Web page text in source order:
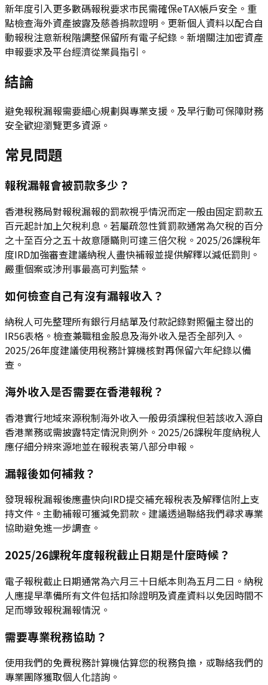
新年度引入更多數碼報稅要求市民需確保eTAX帳戶安全。重
點檢查海外資產披露及慈善捐款證明。更新個人資料以配合自
動報稅注意新稅階調整保留所有電子紀錄。新增關注加密資產
申報要求及平台經濟從業員指引。
結論
避免報稅漏報需要細心規劃與專業支援。及早行動可保障財務
安全歡迎瀏覽更多資源。
常見問題
報稅漏報會被罰款多少？
香港稅務局對報稅漏報的罰款視乎情況而定一般由固定罰款五
百元起計加上欠稅利息。若屬疏忽性質罰款通常為欠稅的百分
之十至百分之五十故意隱瞞則可達三倍欠稅。2025/26課稅年
度IRD加強審查建議納稅人盡快補報並提供解釋以減低罰則。
嚴重個案或涉刑事最高可判監禁。
如何檢查自己有沒有漏報收入？
納稅人可先整理所有銀行月結單及付款記錄對照僱主發出的
IR56表格。檢查兼職租金股息及海外收入是否全部列入。
2025/26年度建議使用稅務計算機核對再保留六年紀錄以備
查。
海外收入是否需要在香港報稅？
香港實行地域來源稅制海外收入一般毋須課稅但若該收入源自
香港業務或需披露特定情況則例外。2025/26課稅年度納稅人
應仔細分辨來源地並在報稅表第八部分申報。
漏報後如何補救？
發現報稅漏報後應盡快向IRD提交補充報稅表及解釋信附上支
持文件。主動補報可獲減免罰款。建議透過聯絡我們尋求專業
協助避免進一步調查。
2025/26課稅年度報稅截止日期是什麼時候？
電子報稅截止日期通常為六月三十日紙本則為五月二日。納稅
人應提早準備所有文件包括扣除證明及資產資料以免因時間不
足而導致報稅漏報情況。
需要專業稅務協助？
使用我們的免費稅務計算機估算您的稅務負擔，或聯絡我們的
專業團隊獲取個人化諮詢。